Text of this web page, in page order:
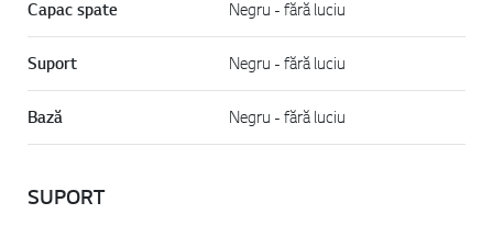
Capac spate Negru - fără luciu
Suport Negru - fără luciu
Bază Negru - fără luciu
SUPORT